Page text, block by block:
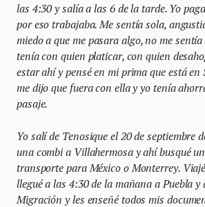
las 4:30 y salía a las 6 de la tarde. Yo
por eso trabajaba. Me sentía sola,
miedo a que me pasara algo, no me
tenía con quien platicar, con quien
estar ahí y pensé en mi prima que está en
me dijo que fuera con ella y yo tenía
pasaje.
Yo salí de Tenosique el 20 de septiembre
una combi a Villahermosa y ahí busqué
transporte para México o Monterrey.
llegué a las 4:30 de la mañana a Puebla y
Migración y les enseñé todos mis